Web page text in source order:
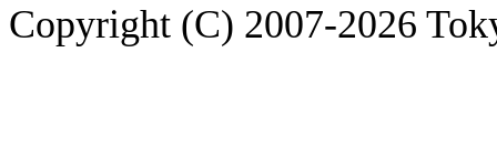
Copyright (C) 2007-2026